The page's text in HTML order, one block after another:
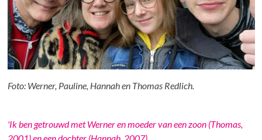
Foto: Werner, Pauline, Hannah en Thomas Redlich.
'Ik ben getrouwd met Werner en moeder van een zoon (Thomas,